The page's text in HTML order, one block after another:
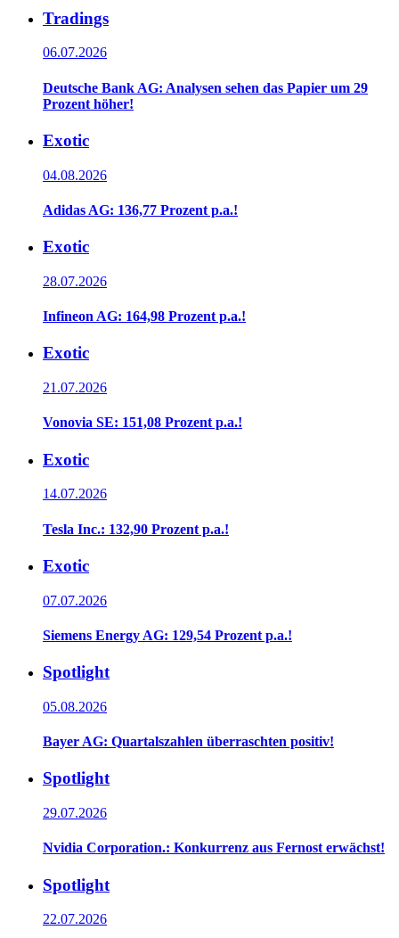
Tradings
06.07.2026
Deutsche Bank AG: Analysen sehen das Papier um 29
Prozent höher!
Exotic
04.08.2026
Adidas AG: 136,77 Prozent p.a.!
Exotic
28.07.2026
Infineon AG: 164,98 Prozent p.a.!
Exotic
21.07.2026
Vonovia SE: 151,08 Prozent p.a.!
Exotic
14.07.2026
Tesla Inc.: 132,90 Prozent p.a.!
Exotic
07.07.2026
Siemens Energy AG: 129,54 Prozent p.a.!
Spotlight
05.08.2026
Bayer AG: Quartalszahlen überraschten positiv!
Spotlight
29.07.2026
Nvidia Corporation.: Konkurrenz aus Fernost erwächst!
Spotlight
22.07.2026